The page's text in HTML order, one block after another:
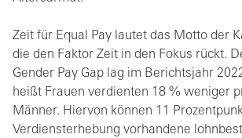
Zeit für Equal Pay lautet das Motto der
die den Faktor Zeit in den Fokus rückt.
Gender Pay Gap lag im Berichtsjahr
heißt Frauen verdienten 18 % weniger
Männer. Hiervon können 11
Verdiensterhebung vorhandene